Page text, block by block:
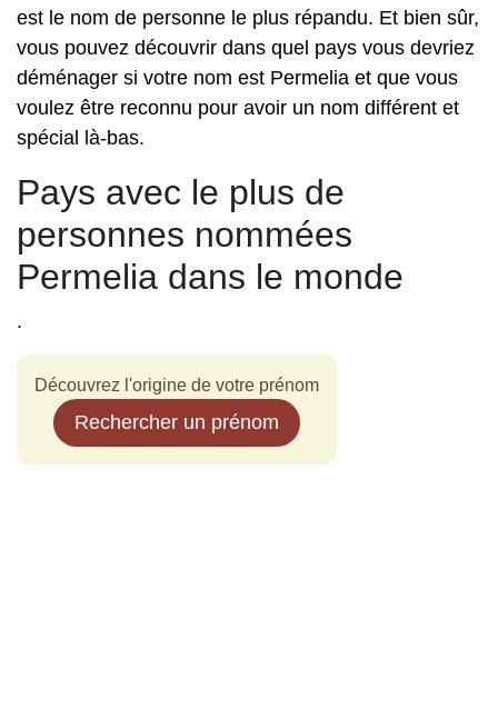
est le nom de personne le plus répandu. Et bien sûr,
vous pouvez découvrir dans quel pays vous devriez
déménager si votre nom est Permelia et que vous
voulez être reconnu pour avoir un nom différent et
spécial là-bas.
Pays avec le plus de
personnes nommées
Permelia dans le monde
.
Découvrez l'origine de votre prénom
Rechercher un prénom